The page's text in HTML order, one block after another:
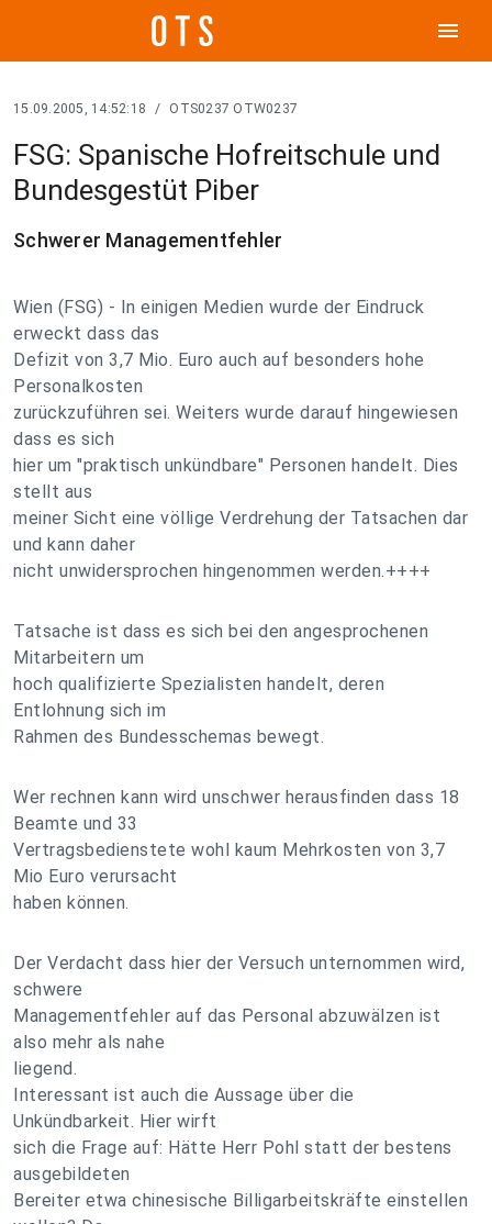
menu
15.09.2005, 14:52:18 / OTS0237 OTW0237
FSG: Spanische Hofreitschule und
Bundesgestüt Piber
Schwerer Managementfehler
Wien (FSG) - In einigen Medien wurde der Eindruck
erweckt dass das
Defizit von 3,7 Mio. Euro auch auf besonders hohe
Personalkosten
zurückzuführen sei. Weiters wurde darauf hingewiesen
dass es sich
hier um "praktisch unkündbare" Personen handelt. Dies
stellt aus
meiner Sicht eine völlige Verdrehung der Tatsachen dar
und kann daher
nicht unwidersprochen hingenommen werden.++++
Tatsache ist dass es sich bei den angesprochenen
Mitarbeitern um
hoch qualifizierte Spezialisten handelt, deren
Entlohnung sich im
Rahmen des Bundesschemas bewegt.
Wer rechnen kann wird unschwer herausfinden dass 18
Beamte und 33
Vertragsbedienstete wohl kaum Mehrkosten von 3,7
Mio Euro verursacht
haben können.
Der Verdacht dass hier der Versuch unternommen wird,
schwere
Managementfehler auf das Personal abzuwälzen ist
also mehr als nahe
liegend.
Interessant ist auch die Aussage über die
Unkündbarkeit. Hier wirft
sich die Frage auf: Hätte Herr Pohl statt der bestens
ausgebildeten
Bereiter etwa chinesische Billigarbeitskräfte einstellen